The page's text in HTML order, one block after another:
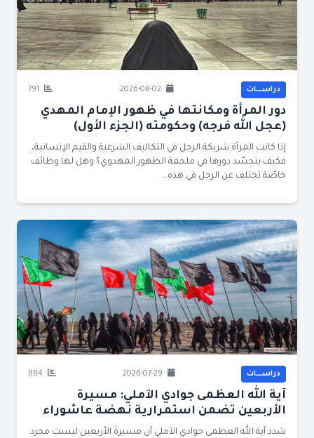
دراســــات
دور المرأة ومكانتها في ظهور الإمام المهدي
(عجل الله فرجه) وحكومته (الجزء الأول)
إذا كانت المرأة شريكة الرجل في التكاليف الشرعية والقيم الإنسانية،
فكيف يتجسّد دورها في ملحمة الظهور المهدوي؟ وهل لها وظائف
خاصّة تختلف عن الرجل في هذه...
دراســــات
آية الله العظمى جوادي الآملي: مسيرة
الأربعين تضمن استمرارية نهضة عاشوراء
شدد آية الله العظمى جوادي الآملي أن مسيرةَ الأربعين ليست مجرد